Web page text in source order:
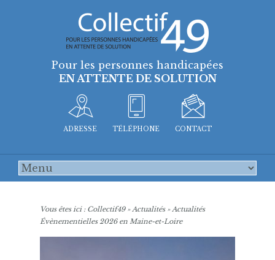
Pour les personnes handicapées
EN ATTENTE DE SOLUTION
ADRESSE TÉLÉPHONE CONTACT
Vous êtes ici : Collectif49»Actualités»Actualités
Évènementielles 2026 en Maine-et-Loire